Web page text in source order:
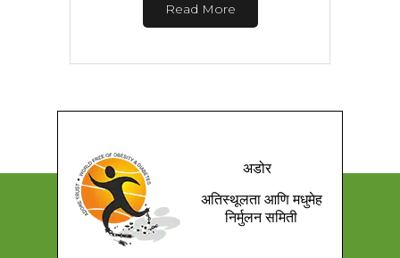
Read More
अडोर
अतिस्थूलता आणि मधुमेह
निर्मुलन समिती